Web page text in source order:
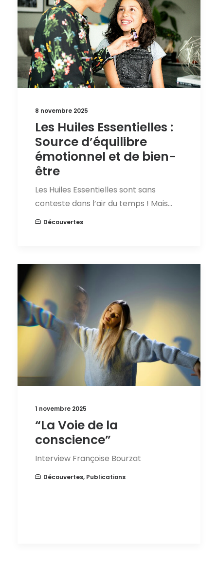
8 novembre 2025
Les Huiles Essentielles :
Source d’équilibre
émotionnel et de bien-
être
Les Huiles Essentielles sont sans
conteste dans l’air du temps ! Mais…
Découvertes
1 novembre 2025
“La Voie de la
conscience”
Interview Françoise Bourzat
Découvertes, Publications